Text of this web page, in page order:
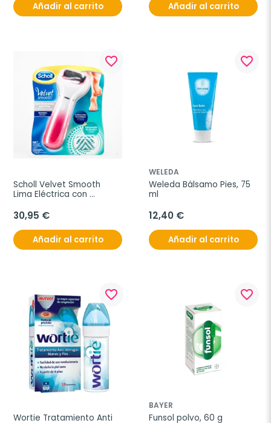
Añadir al carrito Añadir al carrito
favorite_border
Scholl Velvet Smooth
Lima Eléctrica con
30,95 €
Añadir al carrito
favorite_border
WELEDA
Weleda Bálsamo Pies, 75
ml
12,40 €
Añadir al carrito
favorite_border
Wortie Tratamiento Anti
favorite_border
BAYER
Funsol polvo, 60 g